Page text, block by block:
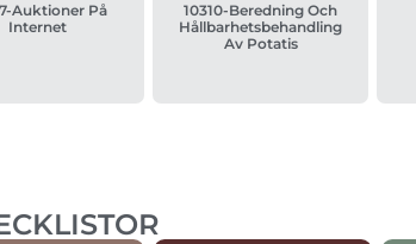
Auktioner På
Internet
10310-Beredning Och
Hållbarhetsbehandling
Av Potatis